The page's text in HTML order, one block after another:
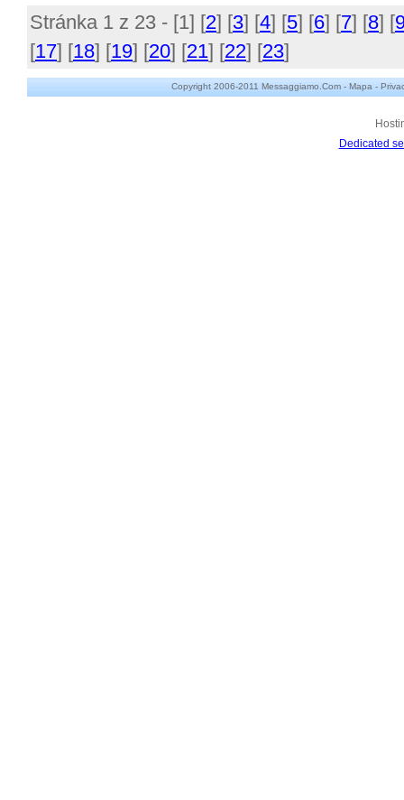
Stránka 1 z 23 - [1] [2] [3] [4] [5] [6] [7] [8] [
[17] [18] [19] [20] [21] [22] [23]
Copyright 2006-2011 Messaggiamo.Com - Mapa -
Dedicated